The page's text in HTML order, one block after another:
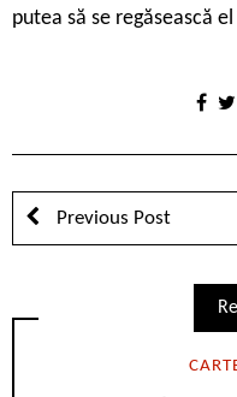
putea să se regăsească
Previous Post